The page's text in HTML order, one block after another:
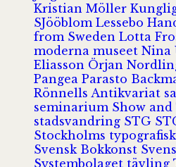
Kristian Möller
SJööblom Lessebo
from Sweden Lotta
moderna museet Nina
Eliasson Örjan
Pangea Parasto
Rönnells Antikvariat
seminarium Show and
stadsvandring STG
Stockholms
Svensk Bokkonst
Systembolaget tävling